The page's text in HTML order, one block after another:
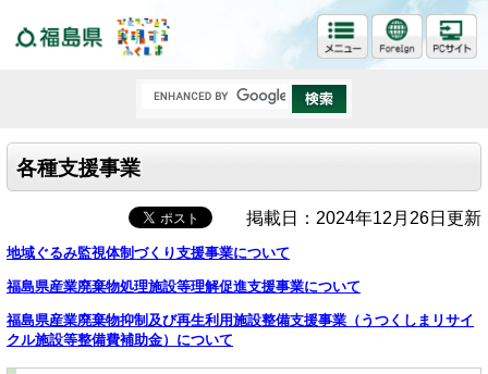
各種支援事業
掲載日：2024年12月26日更新
地域ぐるみ監視体制づくり支援事業について
福島県産業廃棄物処理施設等理解促進支援事業について
福島県産業廃棄物抑制及び再生利用施設整備支援事業（うつくしまリサイ
クル施設等整備費補助金）について